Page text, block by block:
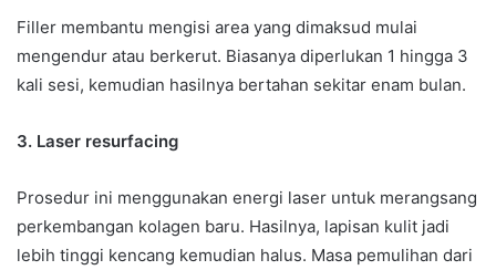
Filler membantu mengisi area yang dimaksud mulai
mengendur atau berkerut. Biasanya diperlukan 1 hingga 3
kali sesi, kemudian hasilnya bertahan sekitar enam bulan.
3. Laser resurfacing
Prosedur ini menggunakan energi laser untuk merangsang
perkembangan kolagen baru. Hasilnya, lapisan kulit jadi
lebih tinggi kencang kemudian halus. Masa pemulihan dari